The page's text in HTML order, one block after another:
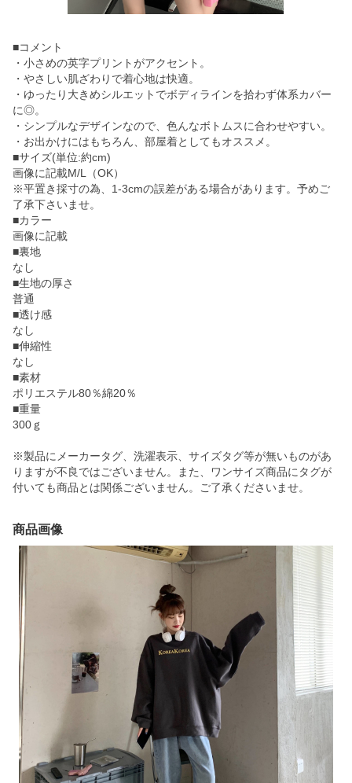
■コメント
・小さめの英字プリントがアクセント。
・やさしい肌ざわりで着心地は快適。
・ゆったり大きめシルエットでボディラインを拾わず体系カバー
に◎。
・シンプルなデザインなので、色んなボトムスに合わせやすい。
・お出かけにはもちろん、部屋着としてもオススメ。
■サイズ(単位:約cm)
画像に記載M/L（OK）
※平置き採寸の為、1-3cmの誤差がある場合があります。予めご
了承下さいませ。
■カラー
画像に記載
■裏地
なし
■生地の厚さ
普通
■透け感
なし
■伸縮性
なし
■素材
ポリエステル80％綿20％
■重量
300ｇ
※製品にメーカータグ、洗濯表示、サイズタグ等が無いものがあ
りますが不良ではございません。また、ワンサイズ商品にタグが
付いても商品とは関係ございません。ご了承くださいませ。
商品画像